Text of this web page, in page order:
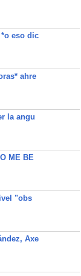
eso dic
ahre
la angu
ME BE
"obs
Axe